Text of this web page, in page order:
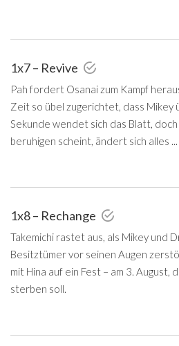
1x7 – Revive
Pah fordert Osanai zum Kampf
Zeit so übel zugerichtet, dass Mikey
Sekunde wendet sich das Blatt,
beruhigen scheint, ändert sich alles ...
1x8 – Rechange
Takemichi rastet aus, als Mikey und
Besitztümer vor seinen Augen
mit Hina auf ein Fest – am 3. August,
sterben soll.